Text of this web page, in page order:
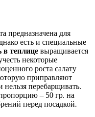
предназначена для
есть и специальные
в теплице выращивается
некоторые
роста салату
приправляют
перебарщивать.
– 50 гр. на
перед посадкой.